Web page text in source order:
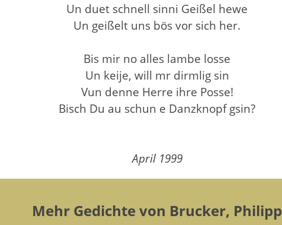
Un duet schnell sinni Geißel hewe
Un geißelt uns bös vor sich her.
Bis mir no alles lambe losse
Un keije, will mr dirmlig sin
Vun denne Herre ihre Posse!
Bisch Du au schun e Danzknopf gsin?
April 1999
Mehr Gedichte von Brucker, Philipp